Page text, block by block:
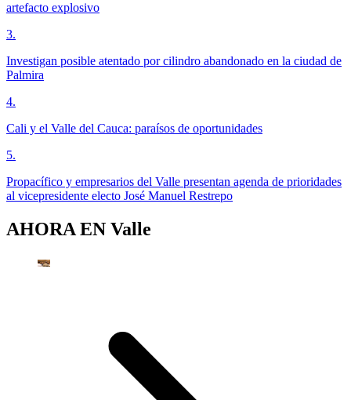
artefacto explosivo
3.
Investigan posible atentado por cilindro abandonado en la ciudad de
Palmira
4.
Cali y el Valle del Cauca: paraísos de oportunidades
5.
Propacífico y empresarios del Valle presentan agenda de prioridades
al vicepresidente electo José Manuel Restrepo
AHORA EN Valle